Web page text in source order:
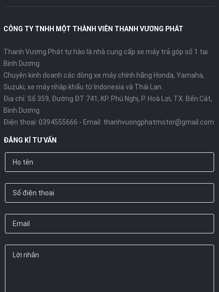
CÔNG TY TNHH MỘT THÀNH VIÊN THANH VƯƠNG PHÁT
Thanh Vương Phát tự hào là nhà cung cấp xe máy trả góp số 1 tại
Bình Dương.
Chuyên kinh doanh các dòng xe máy chính hãng Honda, Yamaha,
Suzuki, xe máy nhập khẩu từ Indonesia và Thái Lan.
Địa chỉ: Số 359, Đường ĐT 741, KP. Phú Nghị, P. Hoà Lợi, TX. Bến Cát,
Bình Dương
Điện thoại: 0394555666 - Email: thanhvuongphatmotor@gmail.com
ĐĂNG KÍ TƯ VẤN